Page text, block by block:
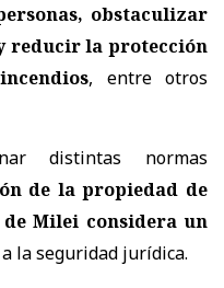
obstaculizar
reducir la protección
, entre otros
distintas normas
de la propiedad de
Milei considera un
la seguridad jurídica.